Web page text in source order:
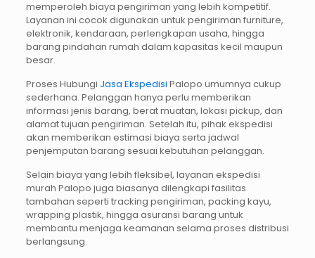
memperoleh biaya pengiriman yang lebih kompetitif.
Layanan ini cocok digunakan untuk pengiriman furniture,
elektronik, kendaraan, perlengkapan usaha, hingga
barang pindahan rumah dalam kapasitas kecil maupun
besar.
Proses Hubungi Jasa Ekspedisi Palopo umumnya cukup
sederhana. Pelanggan hanya perlu memberikan
informasi jenis barang, berat muatan, lokasi pickup, dan
alamat tujuan pengiriman. Setelah itu, pihak ekspedisi
akan memberikan estimasi biaya serta jadwal
penjemputan barang sesuai kebutuhan pelanggan.
Selain biaya yang lebih fleksibel, layanan ekspedisi
murah Palopo juga biasanya dilengkapi fasilitas
tambahan seperti tracking pengiriman, packing kayu,
wrapping plastik, hingga asuransi barang untuk
membantu menjaga keamanan selama proses distribusi
berlangsung.